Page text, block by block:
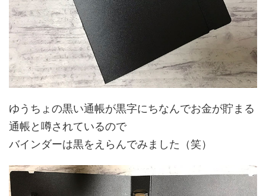
ゆうちょの黒い通帳が黒字にちなんでお金が貯まる
通帳と噂されているので
バインダーは黒をえらんでみました（笑）